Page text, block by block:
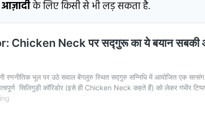
आज़ादीके लिए किसी से भी लड़ सकता है.